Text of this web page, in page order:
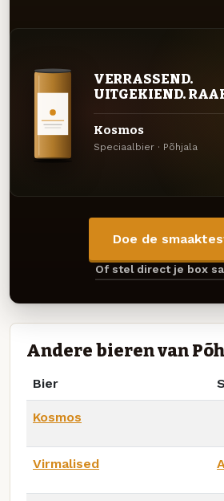
VERRASSEND.
UITGEKIEND.
Kosmos
Speciaalbier · Põhjala
Doe de
Of stel direct je box
Andere bieren van
Bier
Kosmos
Virmalised